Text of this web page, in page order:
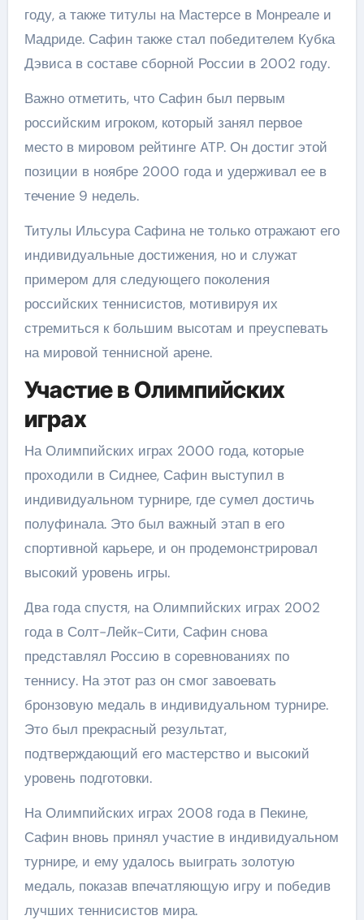
году, а также титулы на Мастерсе в Монреале и
Мадриде. Сафин также стал победителем Кубка
Дэвиса в составе сборной России в 2002 году.
Важно отметить, что Сафин был первым
российским игроком, который занял первое
место в мировом рейтинге ATP. Он достиг этой
позиции в ноябре 2000 года и удерживал ее в
течение 9 недель.
Титулы Ильсура Сафина не только отражают его
индивидуальные достижения, но и служат
примером для следующего поколения
российских теннисистов, мотивируя их
стремиться к большим высотам и преуспевать
на мировой теннисной арене.
Участие в Олимпийских
играх
На Олимпийских играх 2000 года, которые
проходили в Сиднее, Сафин выступил в
индивидуальном турнире, где сумел достичь
полуфинала. Это был важный этап в его
спортивной карьере, и он продемонстрировал
высокий уровень игры.
Два года спустя, на Олимпийских играх 2002
года в Солт-Лейк-Сити, Сафин снова
представлял Россию в соревнованиях по
теннису. На этот раз он смог завоевать
бронзовую медаль в индивидуальном турнире.
Это был прекрасный результат,
подтверждающий его мастерство и высокий
уровень подготовки.
На Олимпийских играх 2008 года в Пекине,
Сафин вновь принял участие в индивидуальном
турнире, и ему удалось выиграть золотую
медаль, показав впечатляющую игру и победив
лучших теннисистов мира.